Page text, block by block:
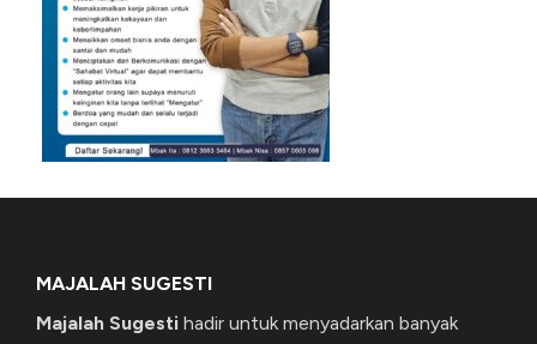
MAJALAH SUGESTI
Majalah Sugesti hadir untuk menyadarkan banyak